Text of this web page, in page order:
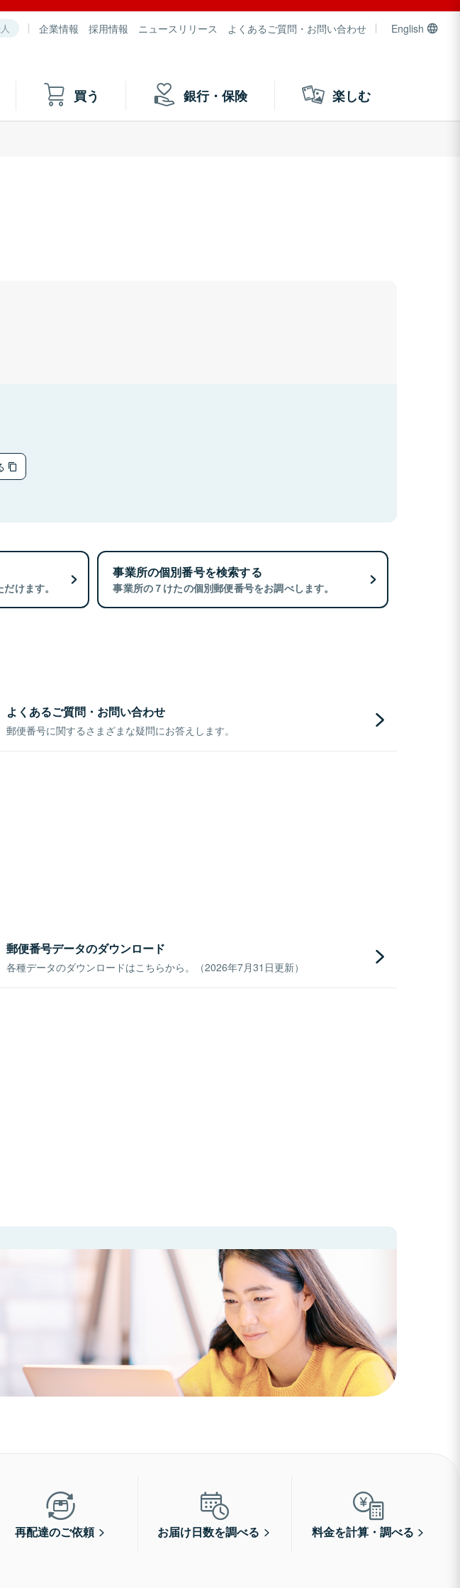
企業情報 採用情報 ニュースリリース よくあるご質問・お問い合わせ English
買う 銀行・保険 楽しむ
けます。
事業所の個別番号を検索する
事業所の７けたの個別郵便番号をお調べします。
よくあるご質問・お問い合わせ
郵便番号に関するさまざまな疑問にお答えします。
郵便番号データのダウンロード
各種データのダウンロードはこちらから。（2026年7月31日更新）
再配達のご依頼 お届け日数を調べる 料金を計算・調べる